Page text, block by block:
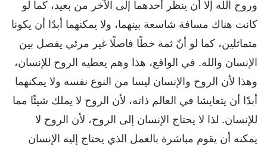
وروح الله إلّا أن ينظر أحدهما إلى الآخر من بعيد، كما لو
كانت هناك مسافة شاسعة بينهما، ولا يمكنهما أبدًا أن يكونا
متماثلين، كما لو أنّ ثمة خطًا فاصلًا غير مرئي يفصل بين
الإنسان والله. في الواقع، هذا وهم يعطيه الروح للإنسان،
وهذا لأن الروح والإنسان ليسا من النوع نفسه ولا يمكنهما
أبدًا أن يتعايشا في العالم ذاته، لأن الروح لا يملك شيئًا مما
للإنسان. لذا لا يحتاج الإنسان إلى الروح، لأن الروح لا
يمكنه أن يقوم مباشرة بالعمل الذي يحتاج إليه الإنسان